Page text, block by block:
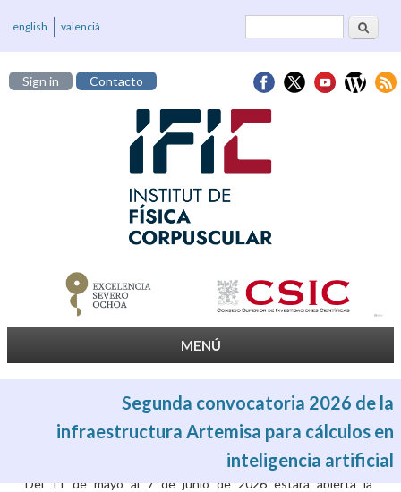
Formulario deBuscar
english valencià
Sign in Contacto
MENÚ
Segunda convocatoria 2026 de la
infraestructura Artemisa para cálculos en
inteligencia artificial
Del 11 de mayo al 7 de junio de 2026 estará abierta la